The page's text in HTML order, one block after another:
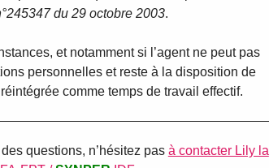
du 29 octobre 2003.
et notamment si l’agent ne peut pas
personnelles et reste à la disposition de
comme temps de travail effectif.
questions, n’hésitez pas à contacter Lily la